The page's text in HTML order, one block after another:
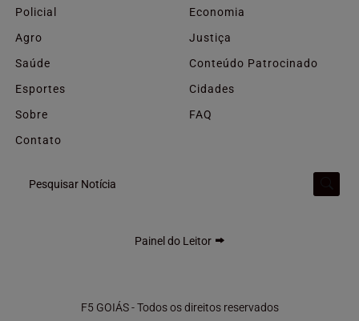
Policial
Economia
Agro
Justiça
Saúde
Conteúdo Patrocinado
Esportes
Cidades
Sobre
FAQ
Contato
Pesquisar Notícia
Painel do Leitor
F5 GOIÁS - Todos os direitos reservados